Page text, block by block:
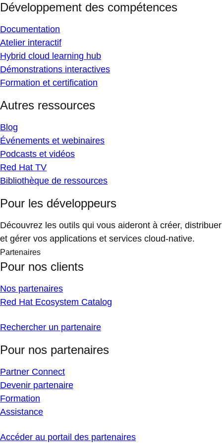
Développement des compétences
Documentation
Atelier interactif
Hybrid cloud learning hub
Démonstrations interactives
Formation et certification
Autres ressources
Blog
Événements et webinaires
Podcasts et vidéos
Red Hat TV
Bibliothèque de ressources
Pour les développeurs
Découvrez les outils qui vous aideront à créer, distribuer
et gérer vos applications et services cloud-native.
Partenaires
Pour nos clients
Nos partenaires
Red Hat Ecosystem Catalog
Rechercher un partenaire
Pour nos partenaires
Partner Connect
Devenir partenaire
Formation
Assistance
Accéder au portail des partenaires